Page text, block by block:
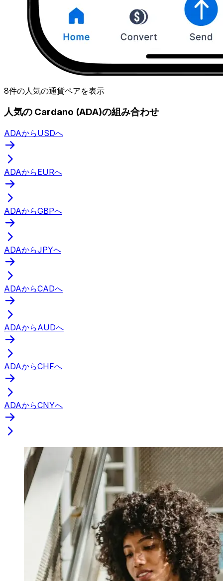
8件の人気の通貨ペアを表示
人気の Cardano (ADA)の組み合わせ
ADAからUSDへ
ADAからEURへ
ADAからGBPへ
ADAからJPYへ
ADAからCADへ
ADAからAUDへ
ADAからCHFへ
ADAからCNYへ